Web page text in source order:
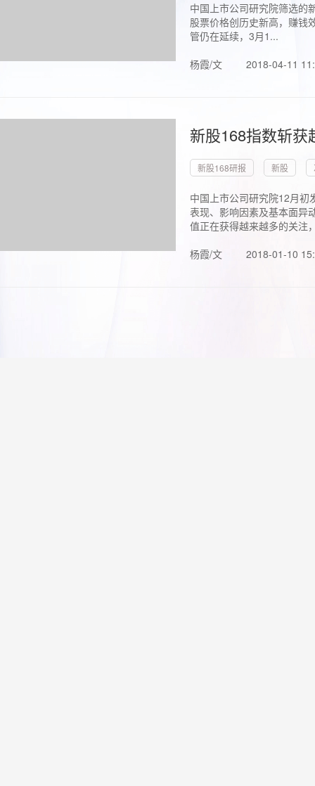
中国上市公司研究院筛选的
股票价格创历史新高，赚钱
管仍在延续，3月1...
杨霞/文
2018-04-11
新股168指数斩
新股168研报 新股
中国上市公司研究院12月初
表现、影响因素及基本面异
值正在获得越来越多的关注
杨霞/文
2018-01-10